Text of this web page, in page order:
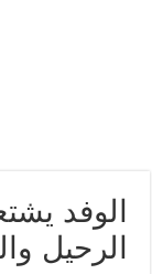
الوفد
الرحيل